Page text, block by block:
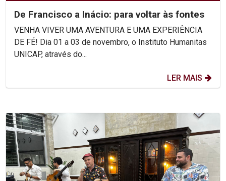
De Francisco a Inácio: para voltar às fontes
VENHA VIVER UMA AVENTURA E UMA EXPERIÊNCIA
DE FÉ! Dia 01 a 03 de novembro, o Instituto Humanitas
UNICAP, através do...
LER MAIS